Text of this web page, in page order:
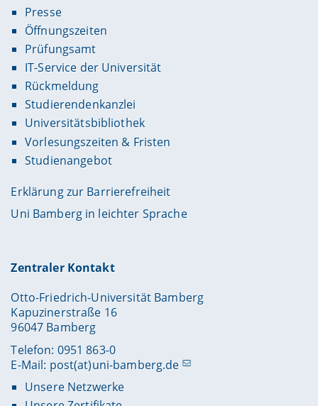
Presse
Öffnungszeiten
Prüfungsamt
IT-Service der Universität
Rückmeldung
Studierendenkanzlei
Universitätsbibliothek
Vorlesungszeiten & Fristen
Studienangebot
Erklärung zur Barrierefreiheit
Uni Bamberg in leichter Sprache
Zentraler Kontakt
Otto-Friedrich-Universität Bamberg
Kapuzinerstraße 16
96047 Bamberg
Telefon: 0951 863-0
E-Mail: post(at)uni-bamberg.de
Unsere Netzwerke